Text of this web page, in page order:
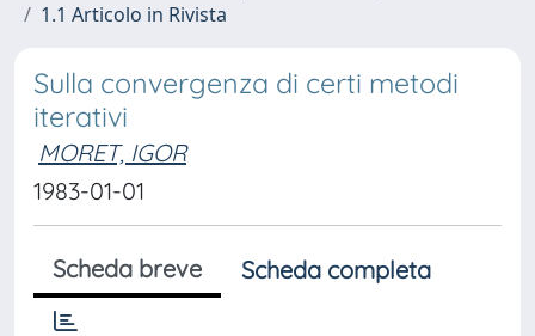
1.1 Articolo in Rivista
Sulla convergenza di certi metodi
iterativi
MORET, IGOR
1983-01-01
Scheda breve Scheda completa